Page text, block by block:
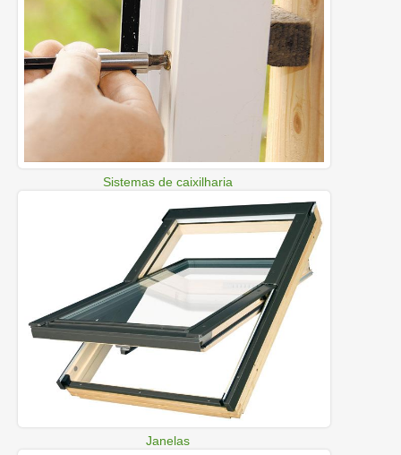
Sistemas de caixilharia
Janelas